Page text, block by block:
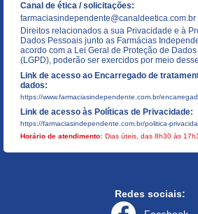
Canal de ética / solicitações:
farmaciasindependente@canaldeetica.com.br
Direitos relacionados a sua Privacidade e à
Dados Pessoais junto as Farmácias
acordo com a Lei Geral de Proteção de
(LGPD), poderão ser exercidos por meio
Link de acesso ao Encarregado de
dados:
https://www.farmaciasindependente.com.br/
Link de acesso às Políticas de Privacidade:
https://farmaciasindependente.com.br/politica-
Horário de atendimento: Dias úteis, das 8h30 às
Redes sociais: